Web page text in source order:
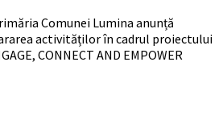
Comunei Lumina anunță
activităților în cadrul proiectului
CONNECT AND EMPOWER